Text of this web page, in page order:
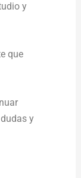
y
que
y